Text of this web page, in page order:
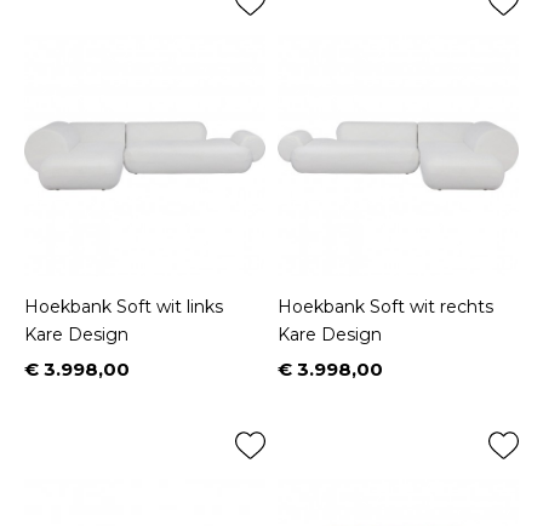
Hoekbank Soft wit links
Kare Design
Prijs
€ 3.998,00
Hoekbank Soft wit rechts
Kare Design
Prijs
€ 3.998,00